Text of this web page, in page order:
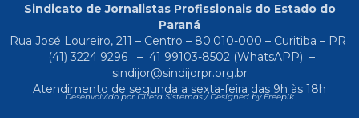
Sindicato de Jornalistas Profissionais do Estado do
Paraná
Rua José Loureiro, 211 – Centro – 80.010-000 – Curitiba – PR
(41) 3224 9296
– 41 99103-8502(WhatsAPP) –
sindijor@sindijorpr.org.br
Atendimento de segunda a sexta-feira das 9h às 18h
Desenvolvido por Direta Sistemas /Designed by Freepik